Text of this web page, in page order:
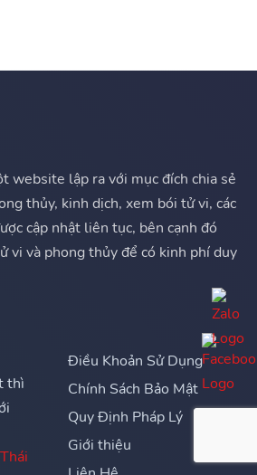
website lập ra với mục đích chia sẻ
thủy, kinh dịch, xem bói tử vi, các
cập nhật liên tục, bên cạnh đó
vi và phong thủy để có kinh phí duy
thì
Điều Khoản Sử Dụng
Chính Sách Bảo Mật
Quy Định Pháp Lý
Giới thiệu